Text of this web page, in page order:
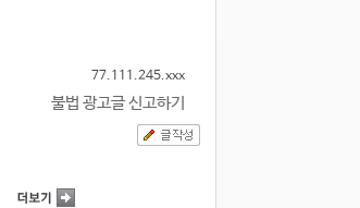
77.111.245.xxx
불법 광고글 신고하기